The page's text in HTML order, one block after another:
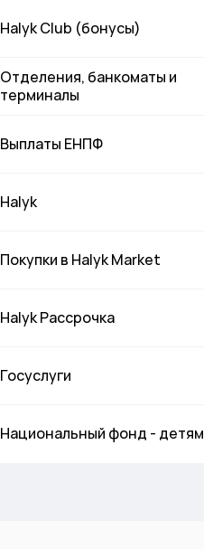
Halyk Club (бонусы)
Отделения, банкоматы и
терминалы
Выплаты ЕНПФ
Halyk
Покупки в Halyk Market
Halyk Рассрочка
Госуслуги
Национальный фонд - детям